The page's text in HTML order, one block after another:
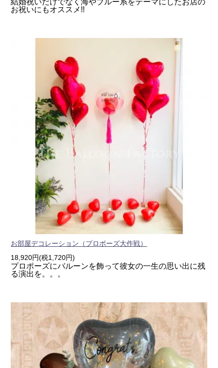
お祝いにもオススメ!!
お部屋デコレーション（プロポーズ大作戦）
18,920円(税1,720円)
プロポーズにバルーンを飾って彼女の一生の思い出に残
る演出を。。。